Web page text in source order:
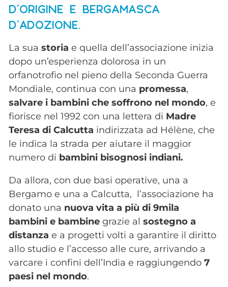
D’ORIGINE E BERGAMASCA
D’ADOZIONE.
La suastoria e quella dell’associazione inizia
dopo un’esperienza dolorosa in un
orfanotrofio nel pieno della Seconda Guerra
Mondiale, continua con una promessa,
salvare i bambini che soffrono nel mondo, e
fiorisce nel 1992 con una lettera di Madre
Teresa di Calcutta indirizzata ad Hélène, che
le indica la strada per aiutare il maggior
numero di bambini bisognosi indiani.
Da allora, con due basi operative, una a
Bergamo e una a Calcutta, l’associazione ha
donato una nuova vita a più di 9mila
bambini e bambine grazie alsostegno a
distanza e a progetti volti a garantire il diritto
allo studio e l’accesso alle cure, arrivando a
varcare i confini dell’India e raggiungendo7
paesi nel mondo.